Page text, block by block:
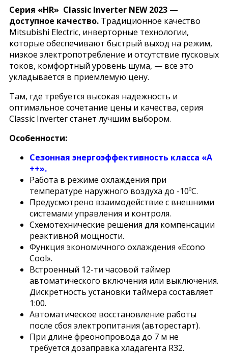
Серия «HR» Classic Inverter NEW 2023 —
доступное качество. Традиционное качество
Mitsubishi Electric, инверторные технологии,
которые обеспечивают быстрый выход на режим,
низкое электропотребление и отсутствие пусковых
токов, комфортный уровень шума, — все это
укладывается в приемлемую цену.
Там, где требуется высокая надежность и
оптимальное сочетание цены и качества, серия
Classic Inverter станет лучшим выбором.
Особенности:
Сезонная энергоэффективность класса «А
++».
Работа в режиме охлаждения при
температуре наружного воздуха до -10ºC.
Предусмотрено взаимодействие с внешними
системами управления и контроля.
Схемотехнические решения для компенсации
реактивной мощности.
Функция экономичного охлаждения «Econo
Cool».
Встроенный 12-ти часовой таймер
автоматического включения или выключения.
Дискретность установки таймера составляет
1:00.
Автоматическое восстановление работы
после сбоя электропитания (авторестарт).
При длине фреонопровода до 7 м не
требуется дозаправка хладагента R32.